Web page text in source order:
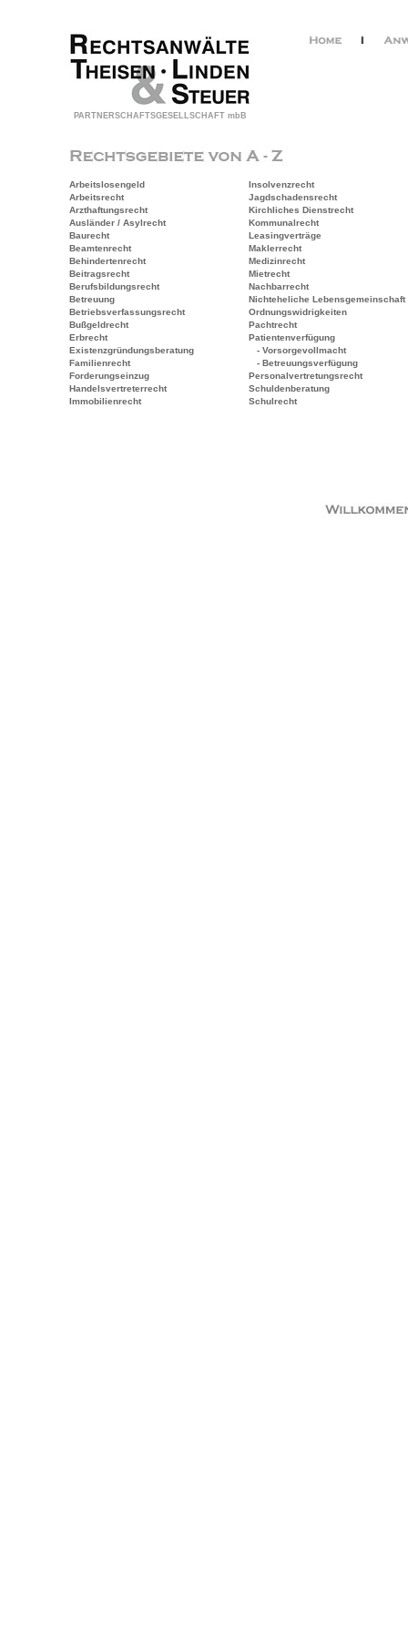
PARTNERSCHAFTSGESELLSCHAFT mbB
Arbeitslosengeld
Arbeitsrecht
Arzthaftungsrecht
Ausländer / Asylrecht
Baurecht
Beamtenrecht
Behindertenrecht
Beitragsrecht
Berufsbildungsrecht
Betreuung
Betriebsverfassungsrecht
Bußgeldrecht
Erbrecht
Existenzgründungsberatung
Familienrecht
Forderungseinzug
Handelsvertreterrecht
Immobilienrecht
Insolvenzrecht
Jagdschadensrecht
Kirchliches Dienstrecht
Kommunalrecht
Leasingverträge
Maklerrecht
Medizinrecht
Mietrecht
Nachbarrecht
Nichteheliche Lebensgemeinschaft
Ordnungswidrigkeiten
Pachtrecht
Patientenverfügung
- Vorsorgevollmacht
- Betreuungsverfügung
Personalvertretungsrecht
Schuldenberatung
Schulrecht